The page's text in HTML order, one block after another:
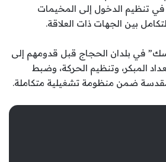
في تنظيم الدخول إلى المخيمات
بين الجهات ذات العلاقة.
في بلدان الحجاج قبل قدومهم إلى
المبكر، وتنظيم الحركة، وضبط
ضمن منظومة تشغيلية متكاملة.